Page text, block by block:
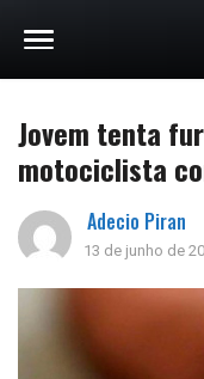
Jovem tenta
motociclista
Adecio Piran
13 de junho de